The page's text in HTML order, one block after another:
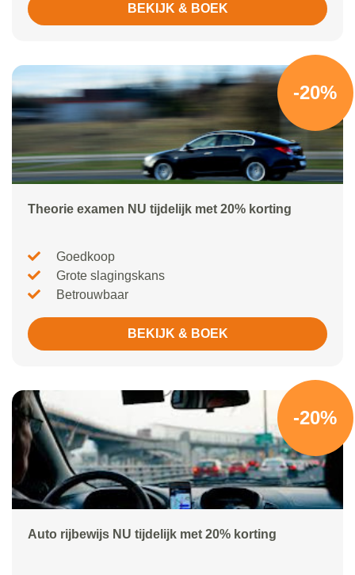
BEKIJK & BOEK
-20%
Theorie examen NU tijdelijk met 20% korting
Goedkoop
Grote slagingskans
Betrouwbaar
BEKIJK & BOEK
-20%
Auto rijbewijs NU tijdelijk met 20% korting